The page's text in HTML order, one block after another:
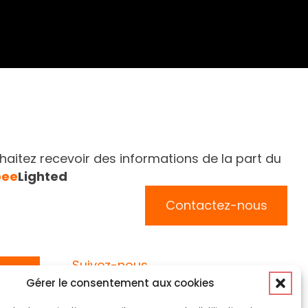
Gérer le consentement aux cookies
recevoir des informations de la part du
Lighted
Contactez-nous
Suivez-nous